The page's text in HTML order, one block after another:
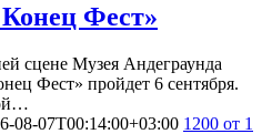
Фест»
сцене Музея Андеграунда
Фест» пройдет 6 сентября.
08-07T00:14:00+03:00 1200 от 1